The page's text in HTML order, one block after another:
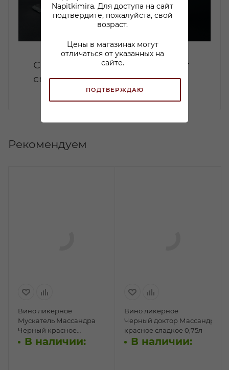
Napitkimira. Для доступа на сайт
подтвердите, пожалуйста, свой
возраст.
Цены в магазинах могут
отличаться от указанных на
сайте.
ПОДТВЕРЖДАЮ
С чем пить десертное вино: от
сыра до шоколада
Рекомендуем
Вино ликерное
Мускатель Массандра
Черный красное
сладкое 0,75л
В наличии:
Вино ликерное
Черный доктор Массандра
красное сладкое 0,75л
В наличии: